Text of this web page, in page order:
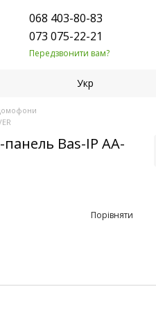
068 403-80-83
073 075-22-21
Передзвонити вам?
Укр
Bas-IP AA-
Порівняти